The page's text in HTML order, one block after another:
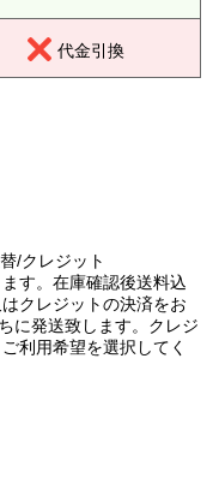
代金引換
/クレジット
す。在庫確認後送料込
クレジットの決済をお
に発送致します。クレジ
利用希望を選択してく